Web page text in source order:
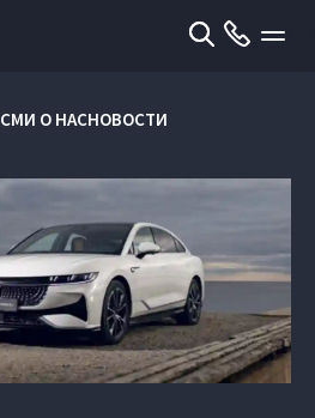
СМИ О НАСНОВОСТИ